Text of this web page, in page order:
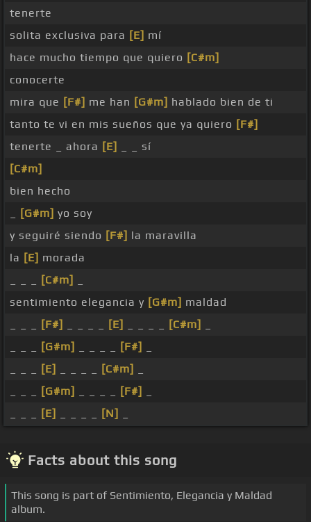
tenerte
solita exclusiva para [E] mí
hace mucho tiempo que quiero [C#m]
conocerte
mira que [F#] me han [G#m] hablado bien de ti
tanto te vi en mis sueños que ya quiero [F#]
tenerte _ ahora [E]
_ _ sí
[C#m]
bien hecho
[G#m] yo soy
y seguiré siendo [F#] la maravilla
la [E] morada
[C#m]
sentimiento elegancia y [G#m] maldad
[F#] [E] [C#m]
[G#m] [F#]
[E] [C#m]
[G#m] [F#]
[E] [N]
Facts about this song
This song is part of Sentimiento, Elegancia y Maldad
album.